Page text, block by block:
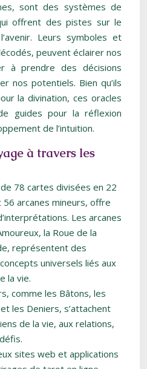
sont des systèmes de
offrent des pistes sur le
Leurs symboles et
peuvent éclairer nos
à prendre des décisions
nos potentiels. Bien qu’ils
la divination, ces oracles
guides pour la réflexion
de l’intuition.
à travers les
78 cartes divisées en 22
arcanes mineurs, offre
Les arcanes
la Roue de la
représentent des
universels liés aux
la vie.
comme les Bâtons, les
les Deniers, s’attachent
de la vie, aux relations,
sites web et applications